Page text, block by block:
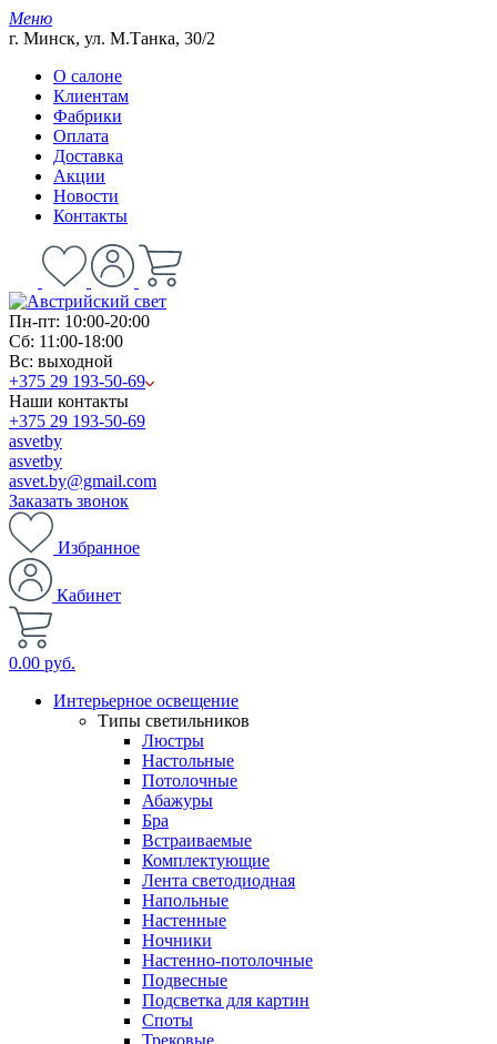
Меню
г. Минск, ул. М.Танка, 30/2
О салоне
Клиентам
Фабрики
Оплата
Доставка
Акции
Новости
Контакты
Пн-пт: 10:00-20:00
Сб: 11:00-18:00
Вс: выходной
+375 29 193-50-69
Наши контакты
+375 29 193-50-69
asvetby
asvetby
asvet.by@gmail.com
Заказать звонок
Избранное
Кабинет
0.00 руб.
Интерьерное освещение
Типы светильников
Люстры
Настольные
Потолочные
Абажуры
Бра
Встраиваемые
Комплектующие
Лента светодиодная
Напольные
Настенные
Ночники
Настенно-потолочные
Подвесные
Подсветка для картин
Споты
Трековые